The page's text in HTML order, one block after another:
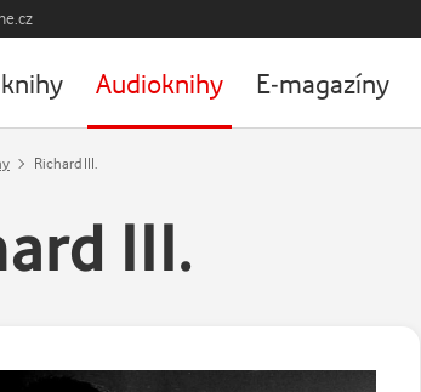
Audioknihy E-magazíny
Richard III.
III.